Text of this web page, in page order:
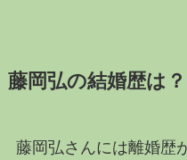
藤岡弘の結婚歴は？
藤岡弘さんには離婚歴